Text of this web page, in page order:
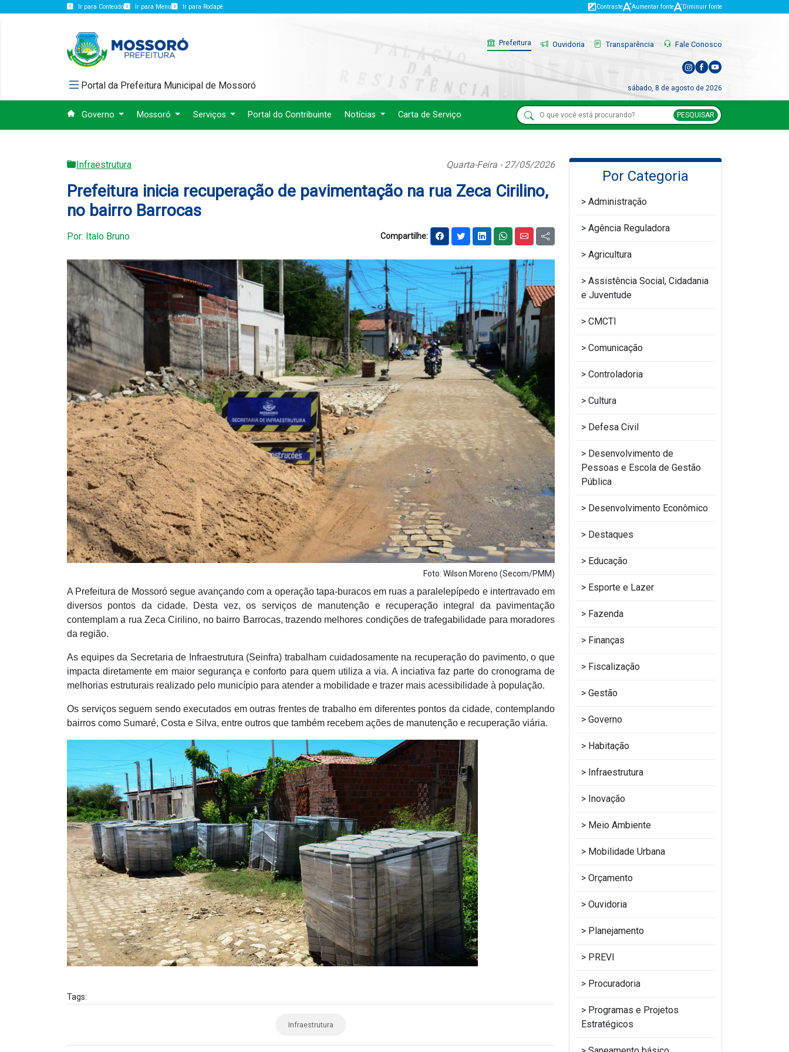
Ir para Conteúdo Ir para Menu Ir para Rodapé Contraste Aumentar fonte Diminuir fonte
Portal da Prefeitura Municipal de Mossoró
Prefeitura Ouvidoria Transparência Fale Conosco
sábado, 8 de agosto de 2026
Governo Mossoró Serviços Portal do Contribuinte Notícias Carta de Serviço PESQUISAR
Infraestrutura Quarta-Feira - 27/05/2026
Prefeitura inicia recuperação de pavimentação na rua Zeca Cirilino,
no bairro Barrocas
Por: Italo Bruno Compartilhe:
Foto: Wilson Moreno (Secom/PMM)
A Prefeitura de Mossoró segue avançando com a operação tapa-buracos em ruas a paralelepípedo e intertravado em
diversos pontos da cidade. Desta vez, os serviços de manutenção e recuperação integral da pavimentação
contemplam a rua Zeca Cirilino, no bairro Barrocas, trazendo melhores condições de trafegabilidade para moradores
da região.
As equipes da Secretaria de Infraestrutura (Seinfra) trabalham cuidadosamente na recuperação do pavimento, o que
impacta diretamente em maior segurança e conforto para quem utiliza a via. A inciativa faz parte do cronograma de
melhorias estruturais realizado pelo município para atender a mobilidade e trazer mais acessibilidade à população.
Os serviços seguem sendo executados em outras frentes de trabalho em diferentes pontos da cidade, contemplando
bairros como Sumaré, Costa e Silva, entre outros que também recebem ações de manutenção e recuperação viária.
Tags:
Infraestrutura
Por Categoria
Administração
Agência Reguladora
Agricultura
Assistência Social, Cidadania
e Juventude
CMCTI
Comunicação
Controladoria
Cultura
Defesa Civil
Desenvolvimento de
Pessoas e Escola de Gestão
Pública
Desenvolvimento Econômico
Destaques
Educação
Esporte e Lazer
Fazenda
Finanças
Fiscalização
Gestão
Governo
Habitação
Infraestrutura
Inovação
Meio Ambiente
Mobilidade Urbana
Orçamento
Ouvidoria
Planejamento
PREVI
Procuradoria
Programas e Projetos
Estratégicos